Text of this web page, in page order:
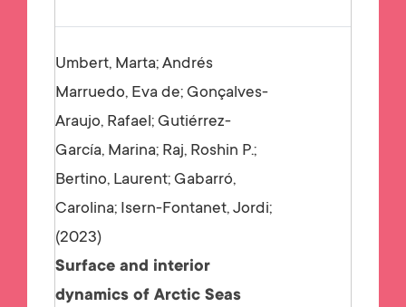
Umbert, Marta; Andrés
Marruedo, Eva de; Gonçalves-
Araujo, Rafael; Gutiérrez-
García, Marina; Raj, Roshin P.;
Bertino, Laurent; Gabarró,
Carolina; Isern-Fontanet, Jordi;
2023
Surface and interior
dynamics of Arctic Seas